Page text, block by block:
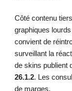
Côté contenu
graphiques
convient de
surveillant la
de skins publient
26.1.2. Les
de marges.